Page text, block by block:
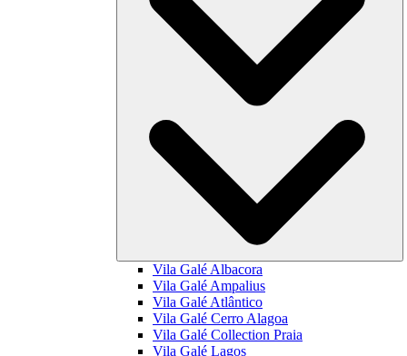
Vila Galé Albacora
Vila Galé Ampalius
Vila Galé Atlântico
Vila Galé Cerro Alagoa
Vila Galé Collection Praia
Vila Galé Lagos